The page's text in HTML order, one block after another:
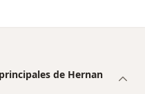
de Hernan